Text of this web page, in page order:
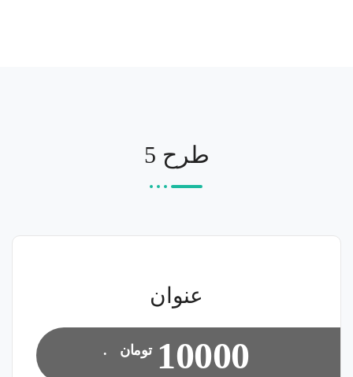
طرح 5
عنوان
10000 تومان .